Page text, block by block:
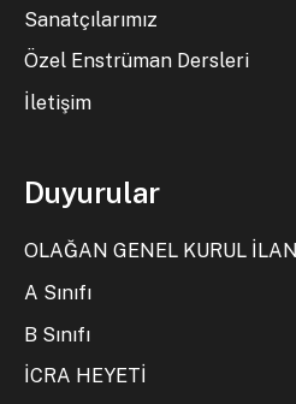
Sanatçılarımız
Özel Enstrüman Dersleri
İletişim
Duyurular
OLAĞAN GENEL KURUL İLANI
A Sınıfı
B Sınıfı
İCRA HEYETİ